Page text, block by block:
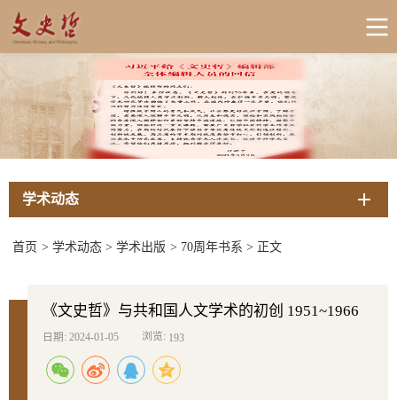
学术动态
首页 > 学术动态 > 学术出版 > 70周年书系 > 正文
《文史哲》与共和国人文学术的初创 1951~1966
日期: 2024-01-05 浏览: 193